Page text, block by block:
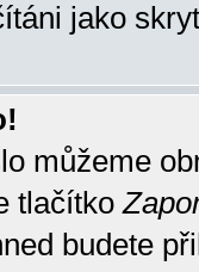
jako
můžeme
tlačítko
budete